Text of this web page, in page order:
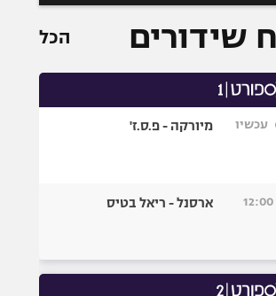
שידורים הכל
עכשיו מיורקה - פ.ס.ז'
12:00 ארסנל - ריאל בטיס